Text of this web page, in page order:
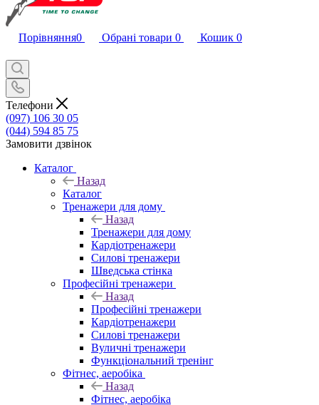
Порівняння0 Обрані товари 0 Кошик 0
Телефони
(097) 106 30 05
(044) 594 85 75
Замовити дзвінок
Каталог
Назад
Каталог
Тренажери для дому
Назад
Тренажери для дому
Кардіотренажери
Силові тренажери
Шведська стінка
Професійні тренажери
Назад
Професійні тренажери
Кардіотренажери
Силові тренажери
Вуличні тренажери
Функціональний тренінг
Фітнес, аеробіка
Назад
Фітнес, аеробіка